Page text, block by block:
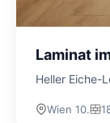
Laminat
Heller Eiche-
Wien 10.